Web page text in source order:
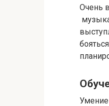
Очень
Умение